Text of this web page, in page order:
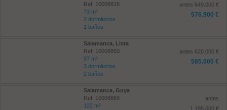
Ref: 10008816
73 m²
2 dormitorios
1 baños
antes 649.000 €
576.900 €
Salamanca, Lista
Ref: 10008850
97 m²
3 dormitorios
2 baños
antes 620.000 €
585.000 €
Salamanca, Goya
Ref: 10008869
122 m²
antes
1.195.000 €